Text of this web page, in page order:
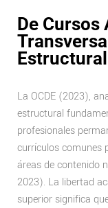
De
Estructural
La OCDE (2023),
estructural
profesionales
currículos comunes
áreas de contenido
2023). La libertad
superior significa